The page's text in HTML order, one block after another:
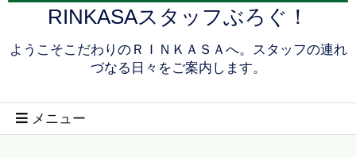
RINKASAスタッフぶろぐ！
ようこそこだわりのＲＩＮＫＡＳＡへ。スタッフの連れ
づなる日々をご案内します。
メニュー